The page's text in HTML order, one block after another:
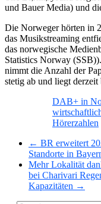
und Bauer Media) und
Die Norweger hörten in
das Musikstreaming
das norwegische
Statistics Norway
nimmt die Anzahl der
stetig ab und liegt derzeit
DAB+ in
Hörerzahlen
← BR erweitert
Standorte in
Mehr Lokalität
bei Charivari
Kapazitäten →